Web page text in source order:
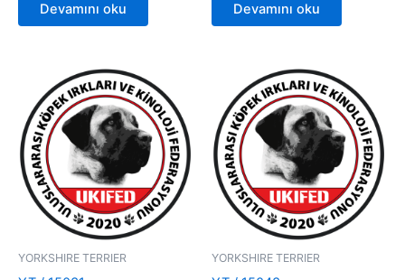
Devamını oku Devamını oku
YORKSHIRE TERRIER YORKSHIRE TERRIER